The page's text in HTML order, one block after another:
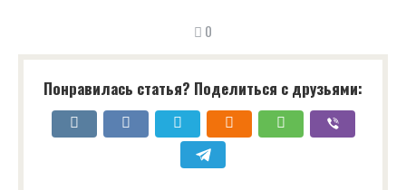
0
Понравилась статья? Поделиться с друзьями: